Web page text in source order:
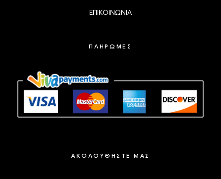
ΕΠΙΚΟΙΝΩΝΙΑ
ΠΛΗΡΩΜΕΣ
ΑΚΟΛΟΥΘΗΣΤΕ ΜΑΣ